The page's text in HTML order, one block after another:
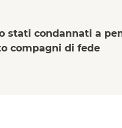
stati condannati a
compagni di fede